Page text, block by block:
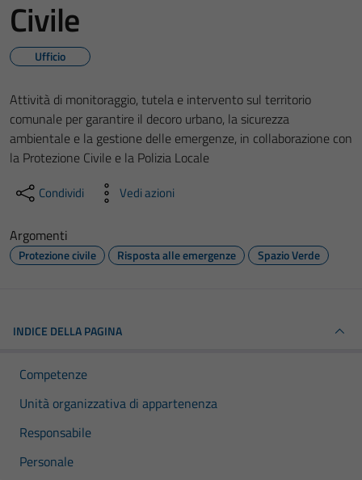
Civile
Ufficio
Attività di monitoraggio, tutela e intervento sul territorio
comunale per garantire il decoro urbano, la sicurezza
ambientale e la gestione delle emergenze, in collaborazione con
la Protezione Civile e la Polizia Locale
Condividi Vedi azioni
Argomenti
Protezione civile Risposta alle emergenze Spazio Verde
INDICE DELLA PAGINA
Competenze
Unità organizzativa di appartenenza
Responsabile
Personale